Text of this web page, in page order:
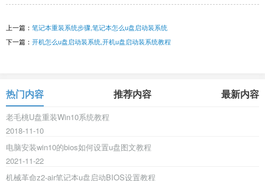
上一篇： 笔记本重装系统步骤,笔记本怎么u盘启动装系统
下一篇： 开机怎么u盘启动装系统,开机u盘启动装系统教程
热门内容 推荐内容 最新内容
老毛桃U盘重装Win10系统教程
2018-11-10
电脑安装win10的bios如何设置u盘图文教程
2021-11-22
机械革命z2-air笔记本u盘启动BIOS设置教程